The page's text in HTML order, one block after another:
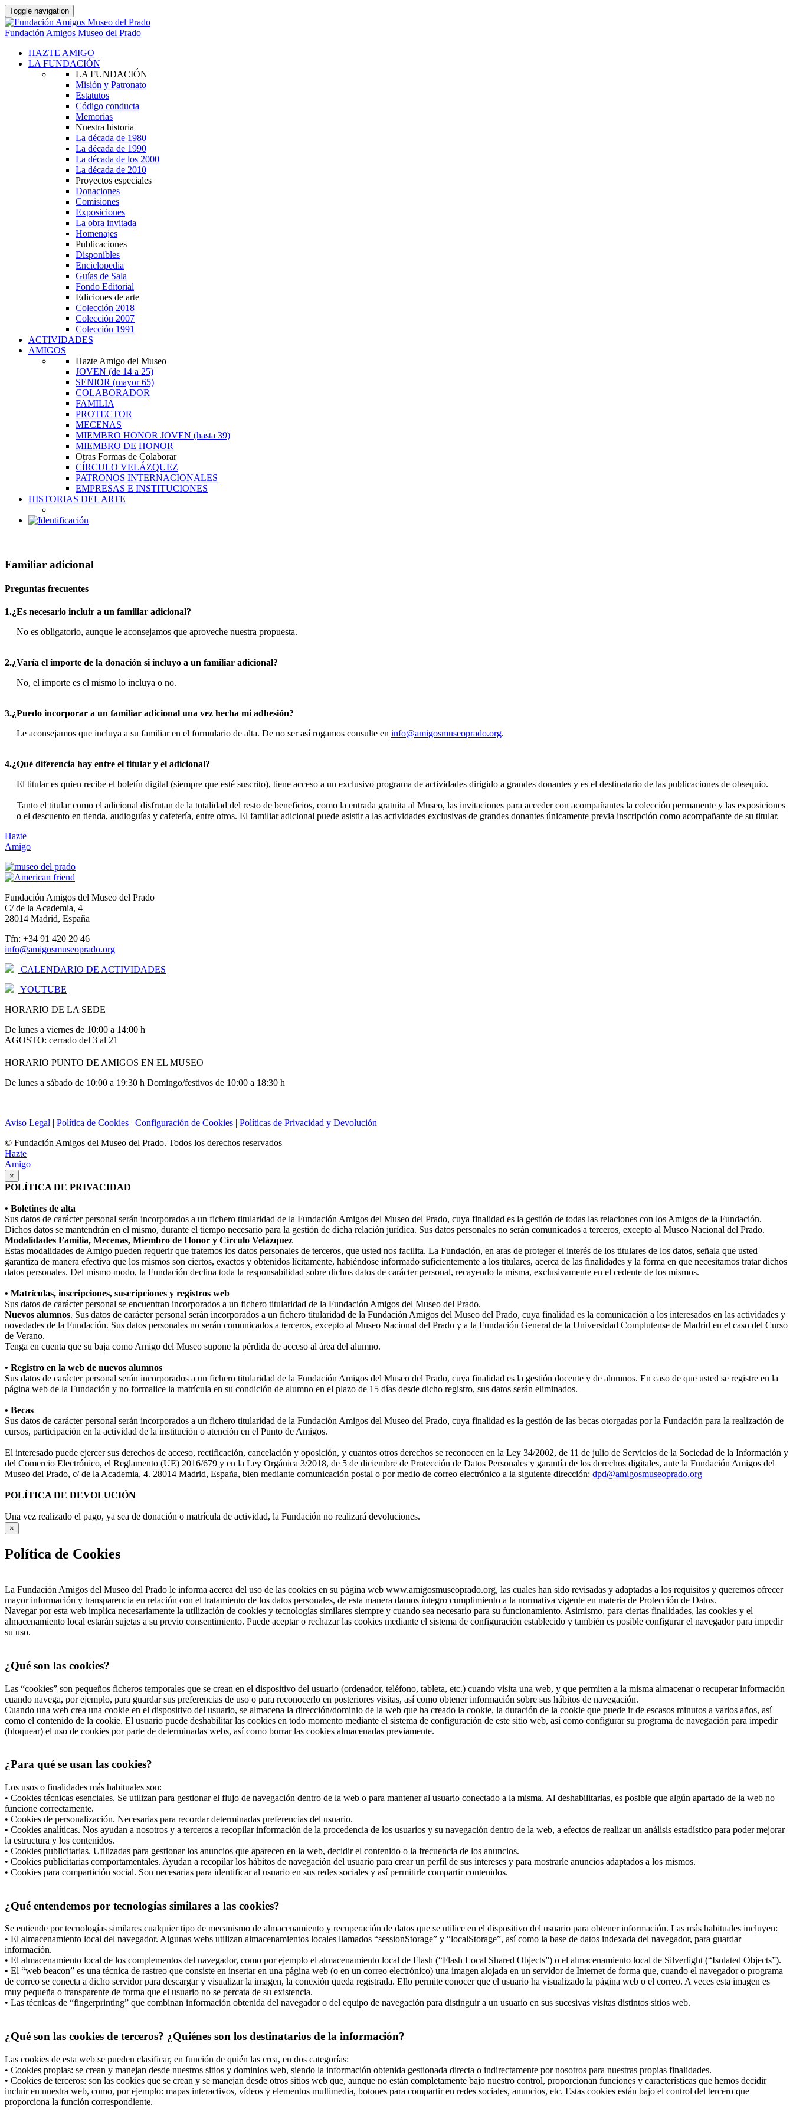
Toggle navigation
Fundación Amigos Museo del Prado
HAZTE AMIGO
LA FUNDACIÓN
LA FUNDACIÓN
Misión y Patronato
Estatutos
Código conducta
Memorias
Nuestra historia
La década de 1980
La década de 1990
La década de los 2000
La década de 2010
Proyectos especiales
Donaciones
Comisiones
Exposiciones
La obra invitada
Homenajes
Publicaciones
Disponibles
Enciclopedia
Guías de Sala
Fondo Editorial
Ediciones de arte
Colección 2018
Colección 2007
Colección 1991
ACTIVIDADES
AMIGOS
Hazte Amigo del Museo
JOVEN (de 14 a 25)
SENIOR (mayor 65)
COLABORADOR
FAMILIA
PROTECTOR
MECENAS
MIEMBRO HONOR JOVEN (hasta 39)
MIEMBRO DE HONOR
Otras Formas de Colaborar
CÍRCULO VELÁZQUEZ
PATRONOS INTERNACIONALES
EMPRESAS E INSTITUCIONES
HISTORIAS DEL ARTE
Familiar adicional
Preguntas frecuentes
1.¿Es necesario incluir a un familiar adicional?
No es obligatorio, aunque le aconsejamos que aproveche nuestra propuesta.
2.¿Varía el importe de la donación si incluyo a un familiar adicional?
No, el importe es el mismo lo incluya o no.
3.¿Puedo incorporar a un familiar adicional una vez hecha mi adhesión?
Le aconsejamos que incluya a su familiar en el formulario de alta. De no ser así rogamos consulte en info@amigosmuseoprado.org.
4.¿Qué diferencia hay entre el titular y el adicional?
El titular es quien recibe el boletín digital (siempre que esté suscrito), tiene acceso a un exclusivo programa de actividades dirigido a grandes donantes y es el destinatario de las publicaciones de obsequio.
Tanto el titular como el adicional disfrutan de la totalidad del resto de beneficios, como la entrada gratuita al Museo, las invitaciones para acceder con acompañantes la colección permanente y las exposiciones
o el descuento en tienda, audioguías y cafetería, entre otros. El familiar adicional puede asistir a las actividades exclusivas de grandes donantes únicamente previa inscripción como acompañante de su titular.
Hazte
Amigo
Fundación Amigos del Museo del Prado
C/ de la Academia, 4
28014 Madrid, España
Tfn: +34 91 420 20 46
info@amigosmuseoprado.org
CALENDARIO DE ACTIVIDADES
YOUTUBE
HORARIO DE LA SEDE
De lunes a viernes de 10:00 a 14:00 h
AGOSTO: cerrado del 3 al 21
HORARIO PUNTO DE AMIGOS EN EL MUSEO
De lunes a sábado de 10:00 a 19:30 h Domingo/festivos de 10:00 a 18:30 h
Aviso Legal | Política de Cookies | Configuración de Cookies | Políticas de Privacidad y Devolución
© Fundación Amigos del Museo del Prado. Todos los derechos reservados
Hazte
Amigo
×
POLÍTICA DE PRIVACIDAD
• Boletines de alta
Sus datos de carácter personal serán incorporados a un fichero titularidad de la Fundación Amigos del Museo del Prado, cuya finalidad es la gestión de todas las relaciones con los Amigos de la Fundación.
Dichos datos se mantendrán en el mismo, durante el tiempo necesario para la gestión de dicha relación jurídica. Sus datos personales no serán comunicados a terceros, excepto al Museo Nacional del Prado.
Modalidades Familia, Mecenas, Miembro de Honor y Círculo Velázquez
Estas modalidades de Amigo pueden requerir que tratemos los datos personales de terceros, que usted nos facilita. La Fundación, en aras de proteger el interés de los titulares de los datos, señala que usted
garantiza de manera efectiva que los mismos son ciertos, exactos y obtenidos lícitamente, habiéndose informado suficientemente a los titulares, acerca de las finalidades y la forma en que necesitamos tratar dichos
datos personales. Del mismo modo, la Fundación declina toda la responsabilidad sobre dichos datos de carácter personal, recayendo la misma, exclusivamente en el cedente de los mismos.
• Matrículas, inscripciones, suscripciones y registros web
Sus datos de carácter personal se encuentran incorporados a un fichero titularidad de la Fundación Amigos del Museo del Prado.
Nuevos alumnos. Sus datos de carácter personal serán incorporados a un fichero titularidad de la Fundación Amigos del Museo del Prado, cuya finalidad es la comunicación a los interesados en las actividades y
novedades de la Fundación. Sus datos personales no serán comunicados a terceros, excepto al Museo Nacional del Prado y a la Fundación General de la Universidad Complutense de Madrid en el caso del Curso
de Verano.
Tenga en cuenta que su baja como Amigo del Museo supone la pérdida de acceso al área del alumno.
• Registro en la web de nuevos alumnos
Sus datos de carácter personal serán incorporados a un fichero titularidad de la Fundación Amigos del Museo del Prado, cuya finalidad es la gestión docente y de alumnos. En caso de que usted se registre en la
página web de la Fundación y no formalice la matrícula en su condición de alumno en el plazo de 15 días desde dicho registro, sus datos serán eliminados.
• Becas
Sus datos de carácter personal serán incorporados a un fichero titularidad de la Fundación Amigos del Museo del Prado, cuya finalidad es la gestión de las becas otorgadas por la Fundación para la realización de
cursos, participación en la actividad de la institución o atención en el Punto de Amigos.
El interesado puede ejercer sus derechos de acceso, rectificación, cancelación y oposición, y cuantos otros derechos se reconocen en la Ley 34/2002, de 11 de julio de Servicios de la Sociedad de la Información y
del Comercio Electrónico, el Reglamento (UE) 2016/679 y en la Ley Orgánica 3/2018, de 5 de diciembre de Protección de Datos Personales y garantía de los derechos digitales, ante la Fundación Amigos del
Museo del Prado, c/ de la Academia, 4. 28014 Madrid, España, bien mediante comunicación postal o por medio de correo electrónico a la siguiente dirección: dpd@amigosmuseoprado.org
POLÍTICA DE DEVOLUCIÓN
Una vez realizado el pago, ya sea de donación o matrícula de actividad, la Fundación no realizará devoluciones.
×
Política de Cookies
La Fundación Amigos del Museo del Prado le informa acerca del uso de las cookies en su página web www.amigosmuseoprado.org, las cuales han sido revisadas y adaptadas a los requisitos y queremos ofrecer
mayor información y transparencia en relación con el tratamiento de los datos personales, de esta manera damos íntegro cumplimiento a la normativa vigente en materia de Protección de Datos.
Navegar por esta web implica necesariamente la utilización de cookies y tecnologías similares siempre y cuando sea necesario para su funcionamiento. Asimismo, para ciertas finalidades, las cookies y el
almacenamiento local estarán sujetas a su previo consentimiento. Puede aceptar o rechazar las cookies mediante el sistema de configuración establecido y también es posible configurar el navegador para impedir
su uso.
¿Qué son las cookies?
Las “cookies” son pequeños ficheros temporales que se crean en el dispositivo del usuario (ordenador, teléfono, tableta, etc.) cuando visita una web, y que permiten a la misma almacenar o recuperar información
cuando navega, por ejemplo, para guardar sus preferencias de uso o para reconocerlo en posteriores visitas, así como obtener información sobre sus hábitos de navegación.
Cuando una web crea una cookie en el dispositivo del usuario, se almacena la dirección/dominio de la web que ha creado la cookie, la duración de la cookie que puede ir de escasos minutos a varios años, así
como el contenido de la cookie. El usuario puede deshabilitar las cookies en todo momento mediante el sistema de configuración de este sitio web, así como configurar su programa de navegación para impedir
(bloquear) el uso de cookies por parte de determinadas webs, así como borrar las cookies almacenadas previamente.
¿Para qué se usan las cookies?
Los usos o finalidades más habituales son:
• Cookies técnicas esenciales. Se utilizan para gestionar el flujo de navegación dentro de la web o para mantener al usuario conectado a la misma. Al deshabilitarlas, es posible que algún apartado de la web no
funcione correctamente.
• Cookies de personalización. Necesarias para recordar determinadas preferencias del usuario.
• Cookies analíticas. Nos ayudan a nosotros y a terceros a recopilar información de la procedencia de los usuarios y su navegación dentro de la web, a efectos de realizar un análisis estadístico para poder mejorar
la estructura y los contenidos.
• Cookies publicitarias. Utilizadas para gestionar los anuncios que aparecen en la web, decidir el contenido o la frecuencia de los anuncios.
• Cookies publicitarias comportamentales. Ayudan a recopilar los hábitos de navegación del usuario para crear un perfil de sus intereses y para mostrarle anuncios adaptados a los mismos.
• Cookies para compartición social. Son necesarias para identificar al usuario en sus redes sociales y así permitirle compartir contenidos.
¿Qué entendemos por tecnologías similares a las cookies?
Se entiende por tecnologías similares cualquier tipo de mecanismo de almacenamiento y recuperación de datos que se utilice en el dispositivo del usuario para obtener información. Las más habituales incluyen:
• El almacenamiento local del navegador. Algunas webs utilizan almacenamientos locales llamados “sessionStorage” y “localStorage”, así como la base de datos indexada del navegador, para guardar
información.
• El almacenamiento local de los complementos del navegador, como por ejemplo el almacenamiento local de Flash (“Flash Local Shared Objects”) o el almacenamiento local de Silverlight (“Isolated Objects”).
• El “web beacon” es una técnica de rastreo que consiste en insertar en una página web (o en un correo electrónico) una imagen alojada en un servidor de Internet de forma que, cuando el navegador o programa
de correo se conecta a dicho servidor para descargar y visualizar la imagen, la conexión queda registrada. Ello permite conocer que el usuario ha visualizado la página web o el correo. A veces esta imagen es
muy pequeña o transparente de forma que el usuario no se percata de su existencia.
• Las técnicas de “fingerprinting” que combinan información obtenida del navegador o del equipo de navegación para distinguir a un usuario en sus sucesivas visitas distintos sitios web.
¿Qué son las cookies de terceros? ¿Quiénes son los destinatarios de la información?
Las cookies de esta web se pueden clasificar, en función de quién las crea, en dos categorías:
• Cookies propias: se crean y manejan desde nuestros sitios y dominios web, siendo la información obtenida gestionada directa o indirectamente por nosotros para nuestras propias finalidades.
• Cookies de terceros: son las cookies que se crean y se manejan desde otros sitios web que, aunque no están completamente bajo nuestro control, proporcionan funciones y características que hemos decidir
incluir en nuestra web, como, por ejemplo: mapas interactivos, vídeos y elementos multimedia, botones para compartir en redes sociales, anuncios, etc. Estas cookies están bajo el control del tercero que
proporciona la función correspondiente.